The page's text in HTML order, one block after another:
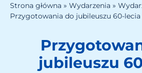
Strona główna » Wydarzenia »
Przygotowania do jubileuszu 60-lecia
jubileuszu